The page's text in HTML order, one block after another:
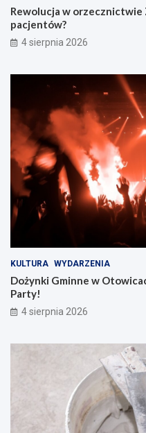
Rewolucja w orzecznictwie
pacjentów?
4 sierpnia 2026
KULTURA WYDARZENIA
Dożynki Gminne w
Party!
4 sierpnia 2026